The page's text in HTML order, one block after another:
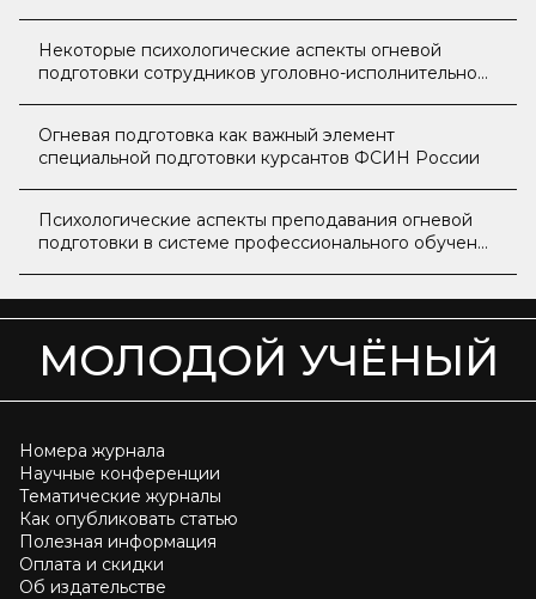
Некоторые психологические аспекты огневой
подготовки сотрудников уголовно-исполнительной
Огневая подготовка как важный элемент
специальной подготовки курсантов ФСИН России
Психологические аспекты преподавания огневой
подготовки в системе профессионального обучения
МОЛОДОЙ УЧЁНЫЙ
Номера журнала
Научные конференции
Тематические журналы
Как опубликовать статью
Полезная информация
Оплата и скидки
Об издательстве